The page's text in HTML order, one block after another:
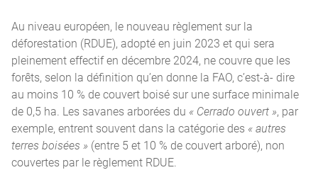
Au niveau européen, le nouveau règlement sur la
déforestation (RDUE), adopté en juin 2023 et qui sera
pleinement effectif en décembre 2024, ne couvre que les
forêts, selon la définition qu’en donne la FAO, c’est-à- dire
au moins 10 % de couvert boisé sur une surface minimale
de 0,5 ha. Les savanes arborées du « Cerrado ouvert », par
exemple, entrent souvent dans la catégorie des « autres
terres boisées » (entre 5 et 10 % de couvert arboré), non
couvertes par le règlement RDUE.